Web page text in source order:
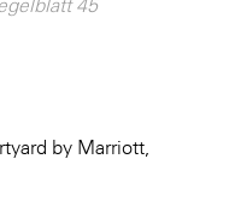
45
by Marriott,